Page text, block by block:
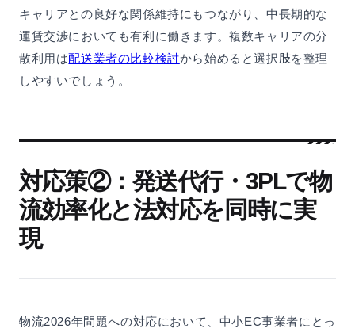
キャリアとの良好な関係維持にもつながり、中長期的な
運賃交渉においても有利に働きます。複数キャリアの分
散利用は配送業者の比較検討から始めると選択肢を整理
しやすいでしょう。
対応策②：発送代行・3PLで物
流効率化と法対応を同時に実
現
物流2026年問題への対応において、中小EC事業者にとっ